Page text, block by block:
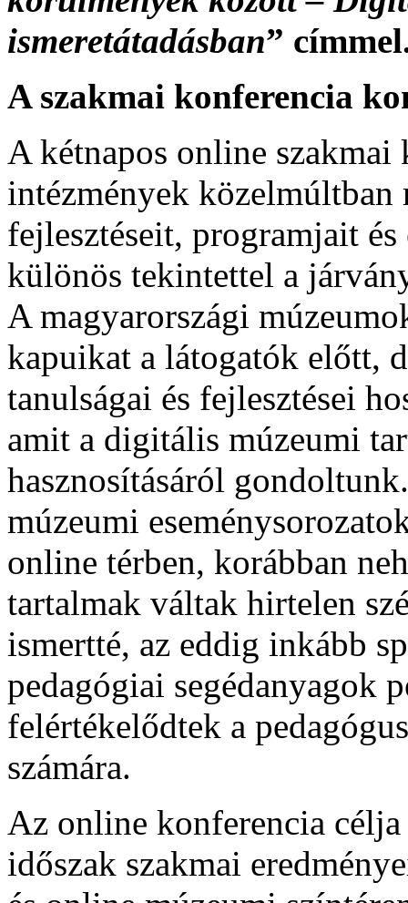
ismeretátadásban”
A szakmai konferencia
A kétnapos online szakmai
intézmények
fejlesztéseit, programjait
különös tekintettel a
A magyarországi
kapuikat a látogatók előtt,
tanulságai és fejlesztései
amit a digitális múzeumi
hasznosításáról
múzeumi
online térben, korábban
tartalmak váltak hirtelen
ismertté, az eddig inkább
pedagógiai segédanyagok
felértékelődtek a
számára.
Az online konferencia
időszak szakmai